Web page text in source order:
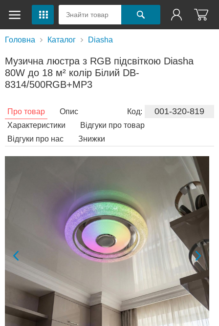
Головна Каталог Diasha
Музична люстра з RGB підсвіткою Diasha
80W до 18 м² колір Білий DB-
8314/500RGB+MP3
Код: 001-320-819
Про товар
Опис
Характеристики
Відгуки про товар
Відгуки про нас
Знижки